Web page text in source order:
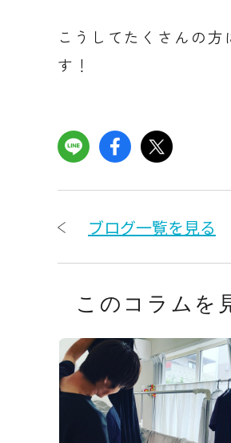
こうしてたくさんの
す！
ブログ一覧を見る
このコラムを